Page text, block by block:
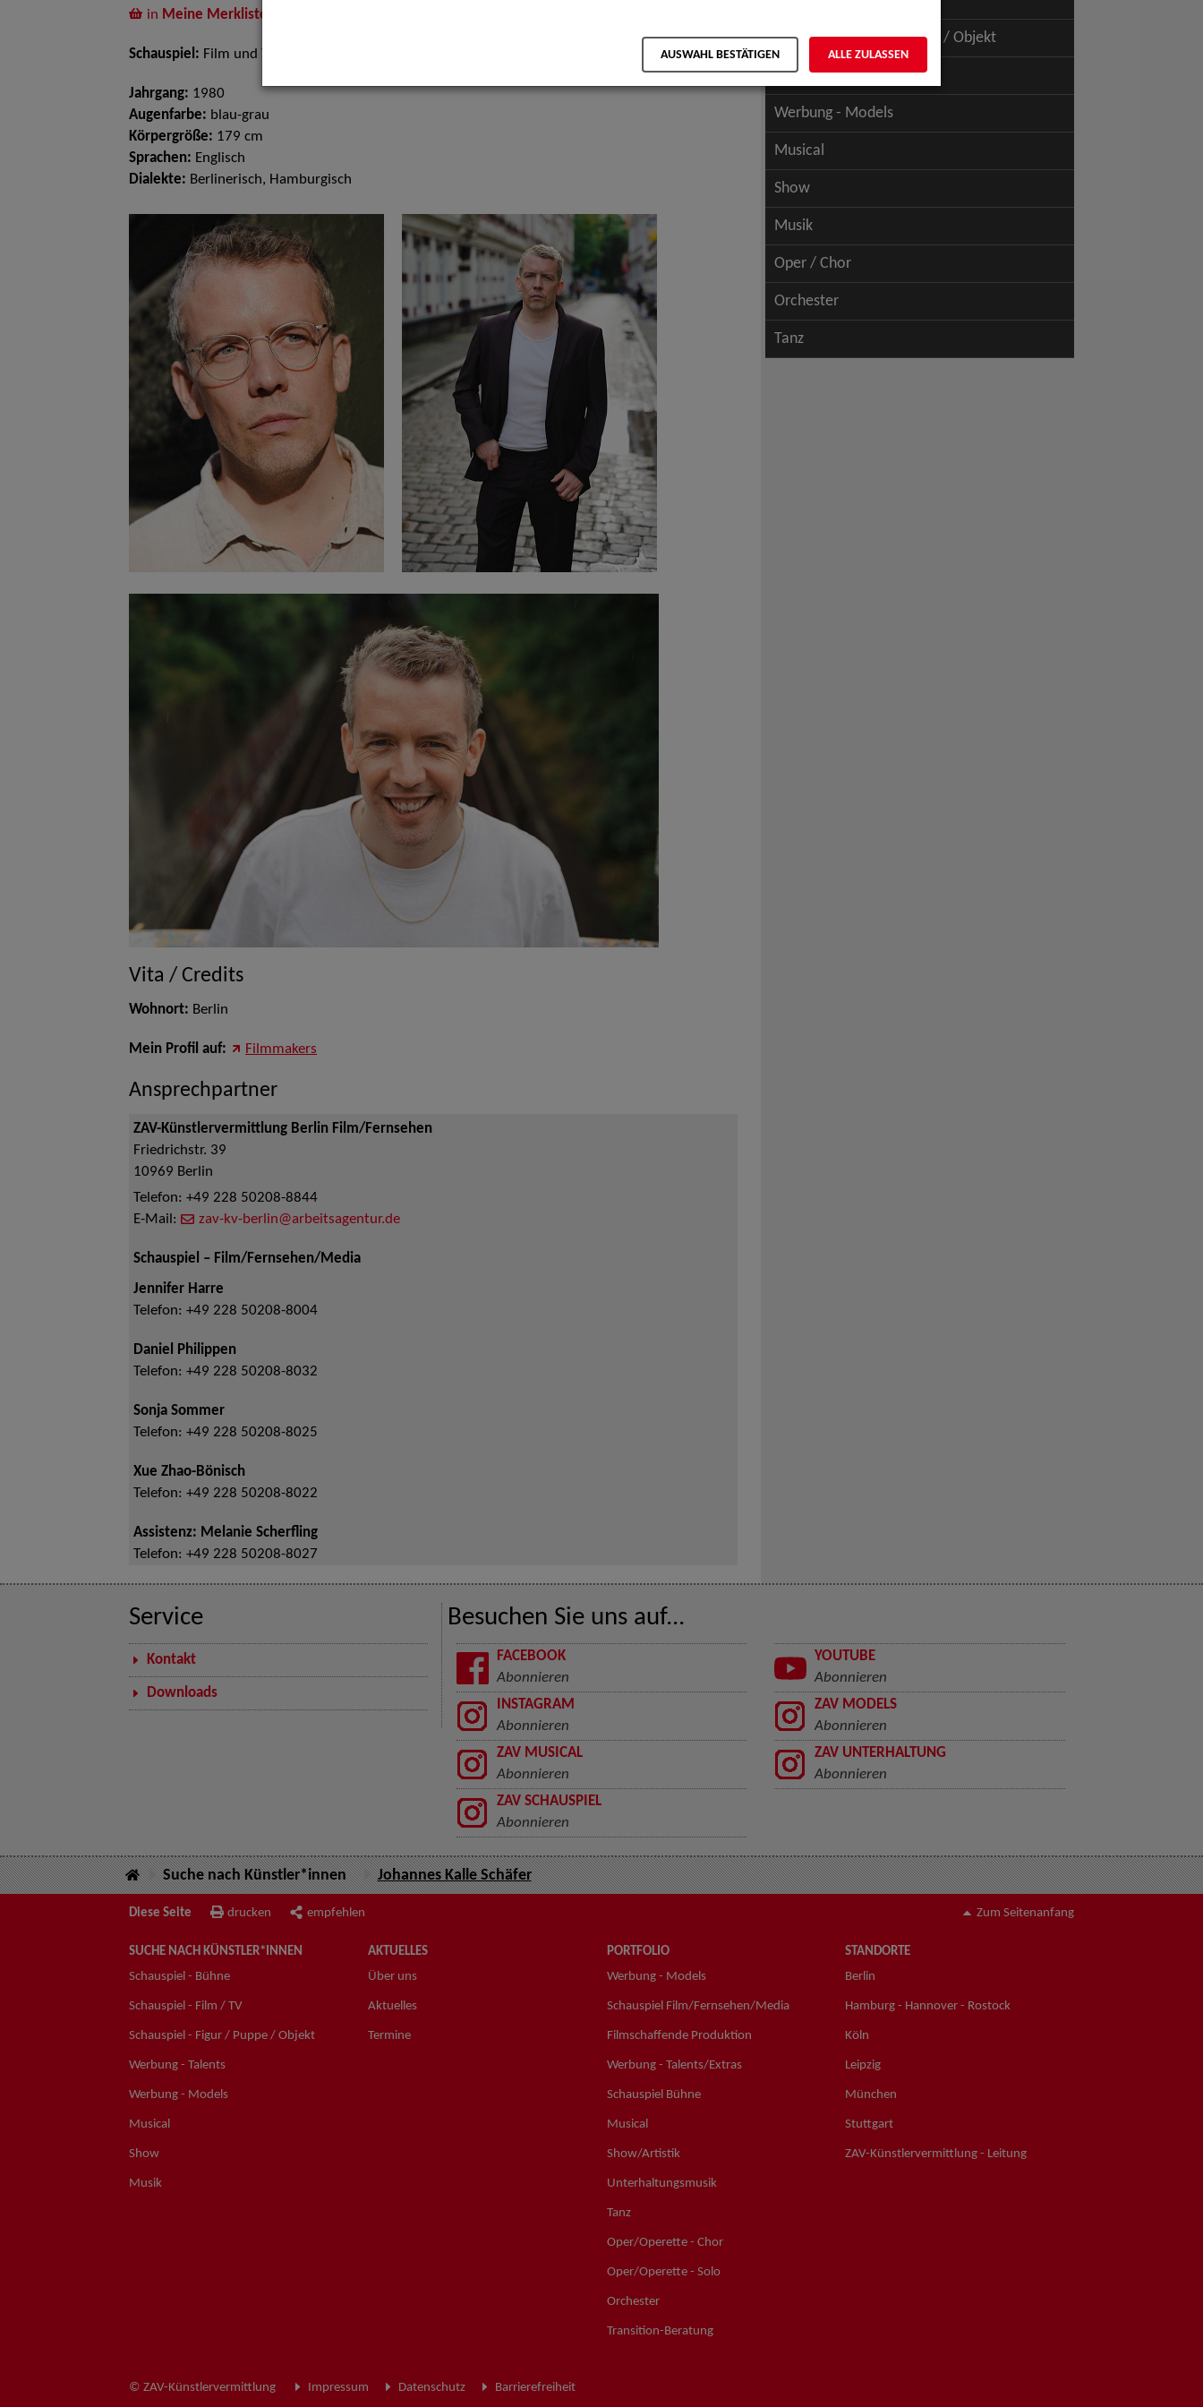
in Meine Merkliste
Schauspiel: Film und TV
Jahrgang: 1980
Augenfarbe: blau-grau
Körpergröße: 179 cm
Sprachen: Englisch
Dialekte: Berlinerisch, Hamburgisch
Vita / Credits
Wohnort: Berlin
Mein Profil auf: Filmmakers
Ansprechpartner
ZAV-Künstlervermittlung Berlin Film/Fernsehen
Friedrichstr. 39
10969 Berlin
Telefon: +49 228 50208-8844
E-Mail:
zav-kv-berlin@arbeitsagentur.de
Schauspiel – Film/Fernsehen/Media
Jennifer Harre
Telefon: +49 228 50208-8004
Daniel Philippen
Telefon: +49 228 50208-8032
Sonja Sommer
Telefon: +49 228 50208-8025
Xue Zhao-Bönisch
Telefon: +49 228 50208-8022
Assistenz: Melanie Scherfling
Telefon: +49 228 50208-8027
Schauspiel - Figur / Puppe / Objekt
Werbung - Talents
Werbung - Models
Musical
Show
Musik
Oper / Chor
Orchester
Tanz
Service
Kontakt
Downloads
Besuchen Sie uns auf...
FACEBOOK
Abonnieren
YOUTUBE
Abonnieren
INSTAGRAM
Abonnieren
ZAV MODELS
Abonnieren
ZAV MUSICAL
Abonnieren
ZAV UNTERHALTUNG
Abonnieren
ZAV SCHAUSPIEL
Abonnieren
Suche nach Künstler*innen Johannes Kalle Schäfer
Diese Seite drucken empfehlen Zum Seitenanfang
SUCHE NACH KÜNSTLER*INNEN
Schauspiel - Bühne
Schauspiel - Film / TV
Schauspiel - Figur / Puppe / Objekt
Werbung - Talents
Werbung - Models
Musical
Show
Musik
AKTUELLES
Über uns
Aktuelles
Termine
PORTFOLIO
Werbung - Models
Schauspiel Film/Fernsehen/Media
Filmschaffende Produktion
Werbung - Talents/Extras
Schauspiel Bühne
Musical
Show/Artistik
Unterhaltungsmusik
Tanz
Oper/Operette - Chor
Oper/Operette - Solo
Orchester
Transition-Beratung
STANDORTE
Berlin
Hamburg - Hannover - Rostock
Köln
Leipzig
München
Stuttgart
ZAV-Künstlervermittlung - Leitung
© ZAV-Künstlervermittlung Impressum Datenschutz Barrierefreiheit
AUSWAHL BESTÄTIGEN ALLE ZULASSEN